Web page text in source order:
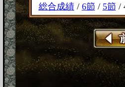
総合成績/ 6節 / 5節 /